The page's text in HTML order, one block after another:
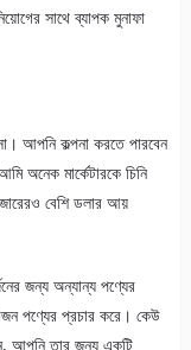
সাথে ব্যাপক মুনাফা
আপনি কল্পনা করতে পারবেন
অনেক মার্কেটারকে চিনি
বেশি ডলার আয়
জন্য অন্যান্য পণ্যের
পণ্যের প্রচার করে। কেউ
আপনি তার জন্য একটি